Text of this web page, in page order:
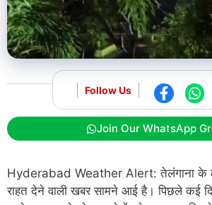
Follow Us
Join Our WhatsApp
Hyderabad Weather Alert: तेलंगाना के
राहत देने वाली खबर सामने आई है। पिछले कई